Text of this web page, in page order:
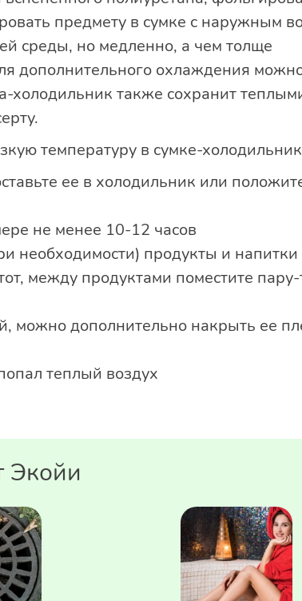
предмету в сумке с наружным
среды, но медленно, а чем толще
дополнительного охлаждения
холодильник также сохранит
температуру в сумке-
ее в холодильник или
не менее 10-12 часов
необходимости) продукты и напитки
между продуктами поместите
можно дополнительно накрыть ее
теплый воздух
Экойи